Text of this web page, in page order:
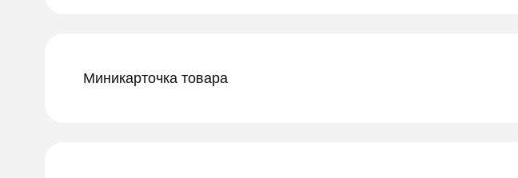
Миникарточка товара